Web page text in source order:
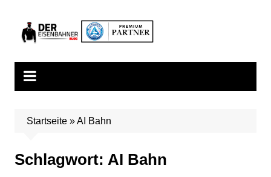
springen
Startseite»AI Bahn
Schlagwort: AI Bahn